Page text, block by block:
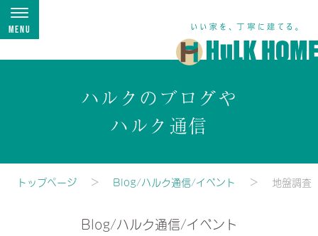
Menu
ハルクのブログや
ハルク通信
トップページ Blog/ハルク通信/イベント 地盤調査
Blog/ハルク通信/イベント